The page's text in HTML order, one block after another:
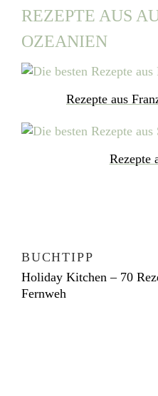
REZEPTE AUS
OZEANIEN
Rezepte aus
Rezepte
BUCHTIPP
Holiday Kitchen – 70
Fernweh